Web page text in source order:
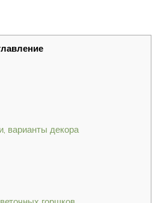
варианты декора